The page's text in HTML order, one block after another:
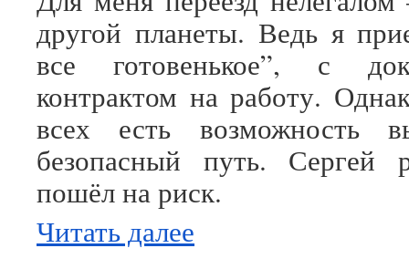
другой планеты. Ведь я
все готовенькое”, с
контрактом на работу.
всех есть возможность
безопасный путь. Сергей
пошёл на риск.
Читать далее